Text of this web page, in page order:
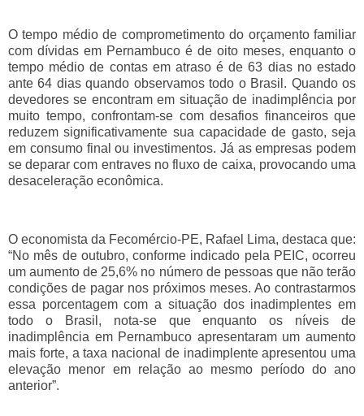
O tempo médio de comprometimento do orçamento familiar
com dívidas em Pernambuco é de oito meses, enquanto o
tempo médio de contas em atraso é de 63 dias no estado
ante 64 dias quando observamos todo o Brasil. Quando os
devedores se encontram em situação de inadimplência por
muito tempo, confrontam-se com desafios financeiros que
reduzem significativamente sua capacidade de gasto, seja
em consumo final ou investimentos. Já as empresas podem
se deparar com entraves no fluxo de caixa, provocando uma
desaceleração econômica.
O economista da Fecomércio-PE, Rafael Lima, destaca que:
“No mês de outubro, conforme indicado pela PEIC, ocorreu
um aumento de 25,6% no número de pessoas que não terão
condições de pagar nos próximos meses. Ao contrastarmos
essa porcentagem com a situação dos inadimplentes em
todo o Brasil, nota-se que enquanto os níveis de
inadimplência em Pernambuco apresentaram um aumento
mais forte, a taxa nacional de inadimplente apresentou uma
elevação menor em relação ao mesmo período do ano
anterior”.